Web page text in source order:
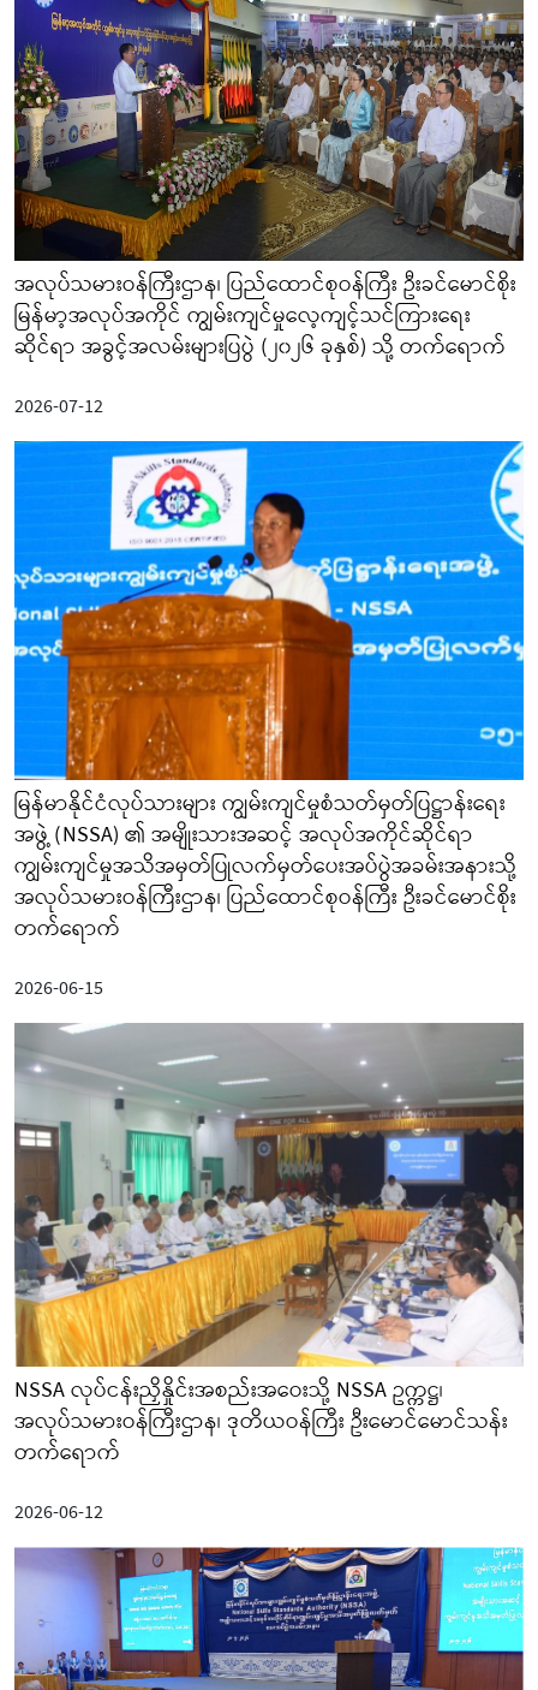
အလုပ်သမားဝန်ကြီးဌာန၊ ပြည်ထောင်စုဝန်ကြီး ဦးခင်မောင်စိုး
မြန်မာ့အလုပ်အကိုင် ကျွမ်းကျင်မှုလေ့ကျင့်သင်ကြားရေး
ဆိုင်ရာ အခွင့်အလမ်းများပြပွဲ (၂၀၂၆ ခုနှစ်) သို့ တက်ရောက်
2026-07-12
မြန်မာနိုင်ငံလုပ်သားများ ကျွမ်းကျင်မှုစံသတ်မှတ်ပြဋ္ဌာန်းရေး
အဖွဲ့ (NSSA) ၏ အမျိုးသားအဆင့် အလုပ်အကိုင်ဆိုင်ရာ
ကျွမ်းကျင်မှုအသိအမှတ်ပြုလက်မှတ်ပေးအပ်ပွဲအခမ်းအနားသို့
အလုပ်သမားဝန်ကြီးဌာန၊ ပြည်ထောင်စုဝန်ကြီး ဦးခင်မောင်စိုး
တက်ရောက်
2026-06-15
NSSA လုပ်ငန်းညှိနှိုင်းအစည်းအဝေးသို့ NSSA ဥက္ကဋ္ဌ၊
အလုပ်သမားဝန်ကြီးဌာန၊ ဒုတိယဝန်ကြီး ဦးမောင်မောင်သန်း
တက်ရောက်
2026-06-12